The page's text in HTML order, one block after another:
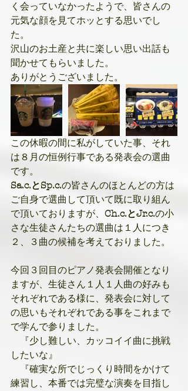
く会っていなかったようで、皆さんの
元気な顔を見てホッとする思いでし
た。
沢山のお土産と共に楽しい思い出話も
聞かせてもらいました。
ありがとうございました。
この休暇の間に私がしていた事、それ
は８月の恒例行事である発表会の選曲
です。
Sa.c.とSp.c.の皆さんのほとんどの方は
ご自身で選曲して頂いて既に取り組ん
で頂いておりますが、 Ch.c.とJr.c.の小
さな生徒さんたちの選曲は１人につき
２、３曲の候補を考えておりました。
今回３回目のピアノ発表会開催となり
ますが、生徒さん１人１人曲の好みも
それぞれである様に、発表会に対して
の思いもそれぞれである事をこれまで
で学んで参りました。
『少し難しい、カッコイイ曲に挑戦
したいな』
『確実な所でじっくり時間をかけて
練習し、本番では完璧な演奏を目指し